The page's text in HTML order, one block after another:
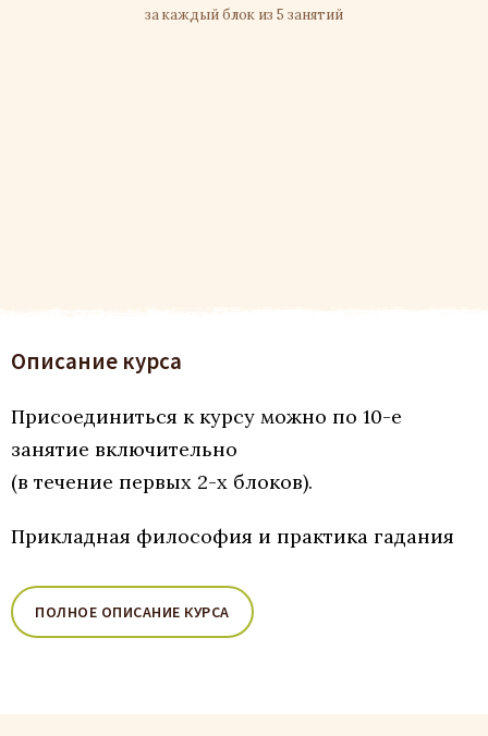
за каждый блок из 5 занятий
Описание курса
Присоединиться к курсу можно по 10-е
занятие включительно
(в течение первых 2-х блоков).
Прикладная философия и практика гадания
ПОЛНОЕ ОПИСАНИЕ КУРСА